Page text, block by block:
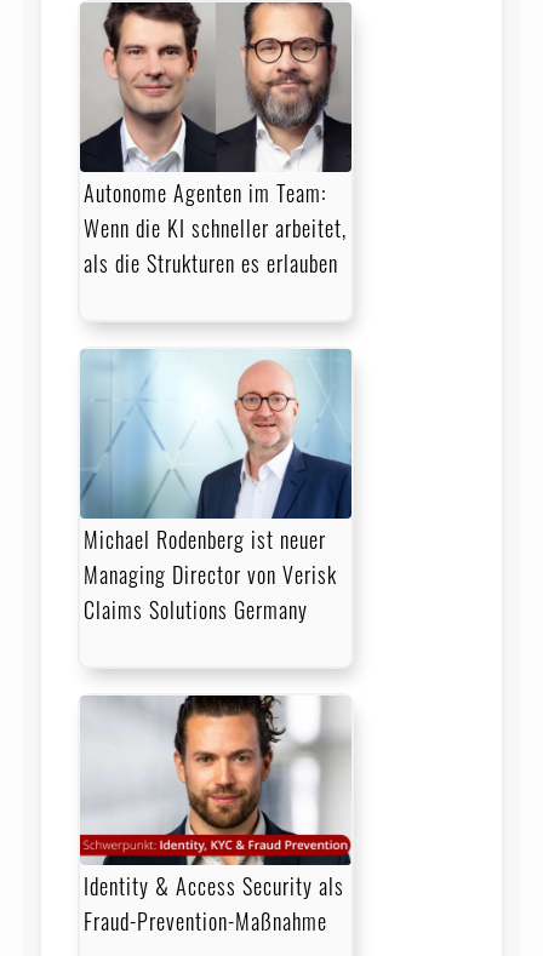
Autonome Agenten im Team:
Wenn die KI schneller arbeitet,
als die Strukturen es erlauben
Michael Rodenberg ist neuer
Managing Director von Verisk
Claims Solutions Germany
Identity & Access Security als
Fraud-Prevention-Maßnahme